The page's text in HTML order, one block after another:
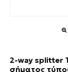
2-way splitter
σήματος